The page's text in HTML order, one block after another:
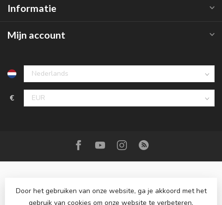
Informatie
Mijn account
€
Door het gebruiken van onze website, ga je akkoord met het
gebruik van cookies om onze website te verbeteren.